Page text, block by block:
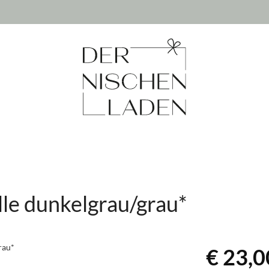
dunkelgrau/grau*
€